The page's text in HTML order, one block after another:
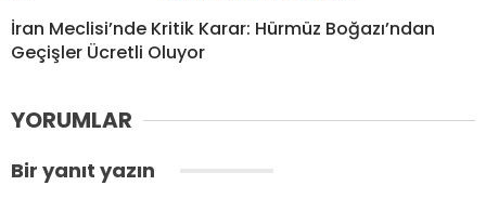
İran Meclisi’nde Kritik Karar: Hürmüz Boğazı’ndan
Geçişler Ücretli Oluyor
YORUMLAR
Bir yanıt yazın